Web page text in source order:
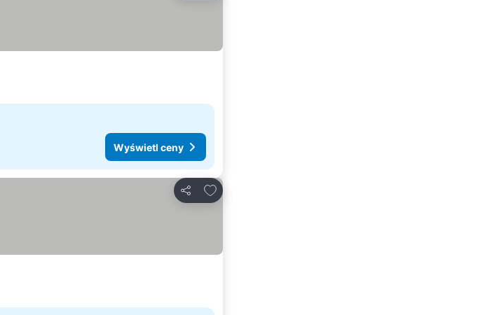
Wyświetl ceny
Udostępnij
Dodaj do ulubionych